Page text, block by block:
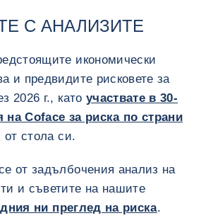
С АНАЛИЗИТЕ
икономически
и предвидите рисковете за
2026 г., като участвате в 30-
на Coface за риска по страни
стола си.
от задълбочения анализ на
и съветите на нашите
ни преглед на риска.